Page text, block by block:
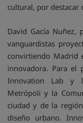
cultural, por destacar
David Gacía Nuñez,
vanguardistas
convirtiendo Madrid
innovadora. Para el
Innovation Lab y
Metrópoli y la
ciudad y de la
diseño urbano.